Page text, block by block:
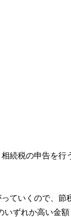
続税の申告を行
ていくので、節
ずれか高い金額